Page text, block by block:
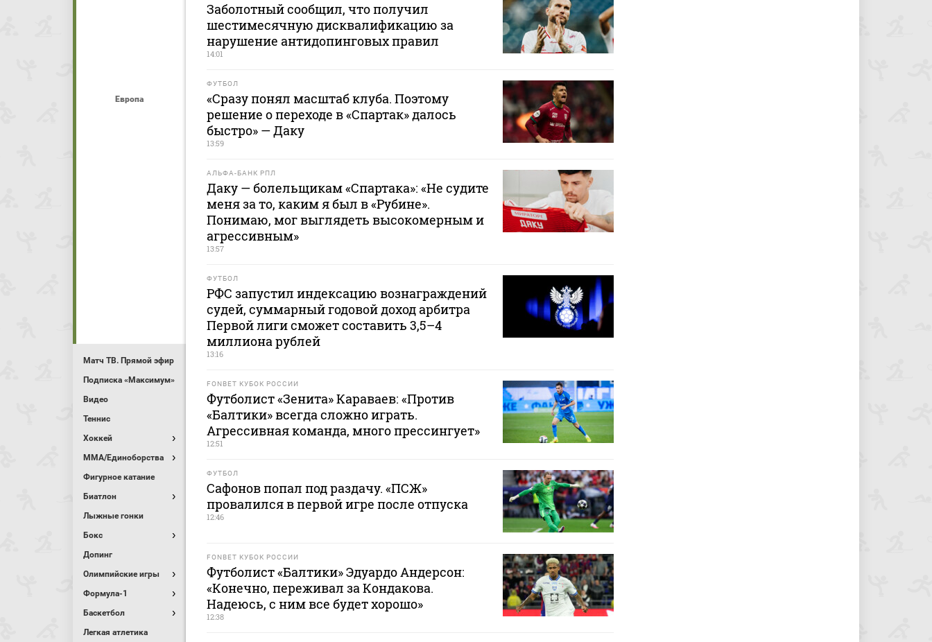
Европа
Матч ТВ. Прямой эфир
Подписка «Максимум»
Видео
Теннис
Хоккей
MMA/Единоборства
Фигурное катание
Биатлон
Лыжные гонки
Бокс
Допинг
Олимпийские игры
Формула-1
Баскетбол
Легкая атлетика
Заболотный сообщил, что получил
шестимесячную дисквалификацию за
нарушение антидопинговых правил
14:01
ФУТБОЛ
«Сразу понял масштаб клуба. Поэтому
решение о переходе в «Спартак» далось
быстро» — Даку
13:59
АЛЬФА-БАНК РПЛ
Даку — болельщикам «Спартака»: «Не судите
меня за то, каким я был в «Рубине».
Понимаю, мог выглядеть высокомерным и
агрессивным»
13:57
ФУТБОЛ
РФС запустил индексацию вознаграждений
судей, суммарный годовой доход арбитра
Первой лиги сможет составить 3,5–4
миллиона рублей
13:16
FONBET КУБОК РОССИИ
Футболист «Зенита» Караваев: «Против
«Балтики» всегда сложно играть.
Агрессивная команда, много прессингует»
12:51
ФУТБОЛ
Сафонов попал под раздачу. «ПСЖ»
провалился в первой игре после отпуска
12:46
FONBET КУБОК РОССИИ
Футболист «Балтики» Эдуардо Андерсон:
«Конечно, переживал за Кондакова.
Надеюсь, с ним все будет хорошо»
12:38